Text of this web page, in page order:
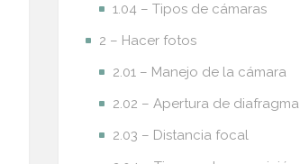
1.04 – Tipos de cámaras
2 – Hacer fotos
2.01 – Manejo de la cámara
2.02 – Apertura de diafragma
2.03 – Distancia focal